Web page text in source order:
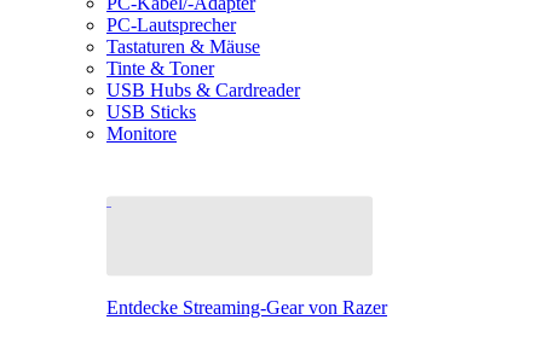
PC-Lautsprecher
Tastaturen & Mäuse
Tinte & Toner
USB Hubs & Cardreader
USB Sticks
Monitore
Entdecke Streaming-Gear von Razer